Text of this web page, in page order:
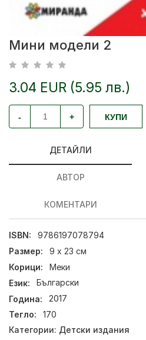
Мини модели 2
3.04 EUR (5.95 лв.)
- + КУПИ
ДЕТАЙЛИ
АВТОР
КОМЕНТАРИ
ISBN:
9786197078794
Размер:
9 x 23 см
Корици:
Меки
Език:
Български
Година:
2017
Тегло:
170
Категории: Детски издания